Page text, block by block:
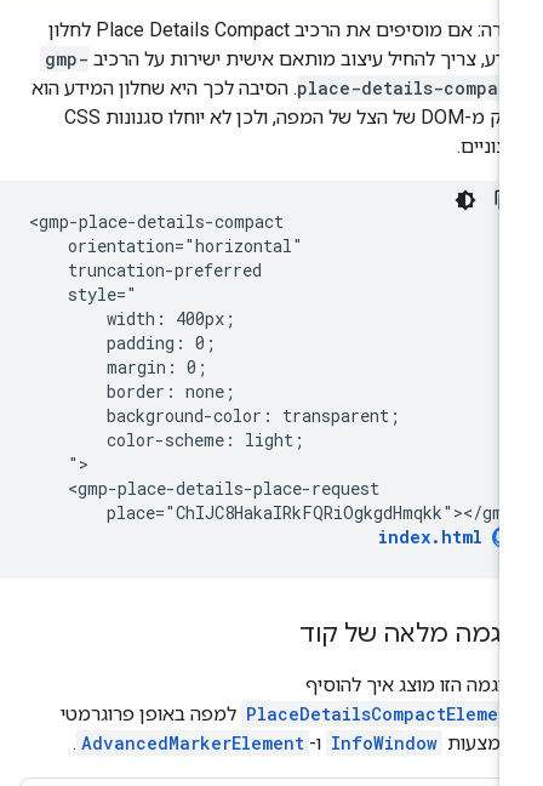
הערה: אם מוסיפים את הרכיב Place Details Compact לחלון
צריך להחיל עיצוב מותאם אישית ישירות על הרכיבgmp-
place-details-. הסיבה לכך היא שחלון המידע הוא
חלק מ-DOM של הצל של המפה, ולכן לא יוחלו סגנונות CSS
<gmp-place-details-compact
    orientation="horizontal"
    truncation-preferred
    style="
        width: 400px;
        padding: 0;
        margin: 0;
        border: none;
        background-color: transparent;
        color-scheme: light;
    ">
    <gmp-place-details-place-request
place="ChIJC8HakaIRkFQRiOgkgdHmqkk"></
index.html
מלאה של קוד
הזו מוצג איך להוסיף
למפה באופן פרוגרמטי
InfoWindow ו- AdvancedMarkerElement
.